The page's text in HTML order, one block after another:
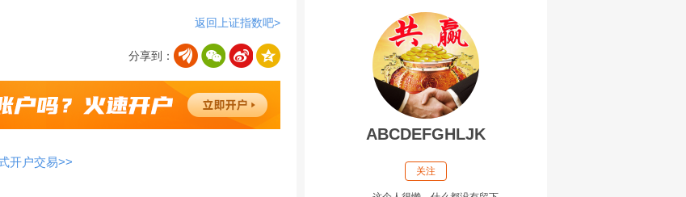
返回上证指数吧>
分享到：
开户交易>>
ABCDEFGHLJK
关注